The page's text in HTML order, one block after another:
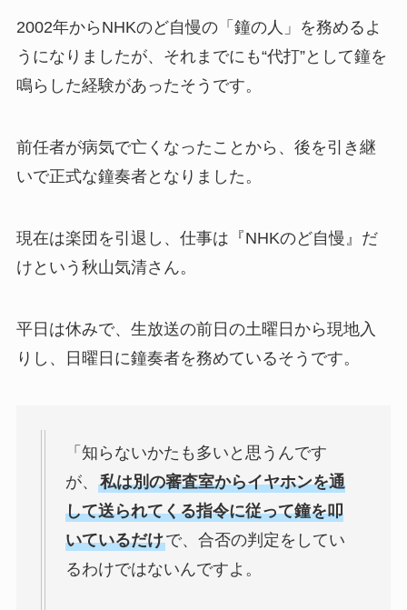
2002年からNHKのど自慢の「鐘の人」を務めるよ
うになりましたが、それまでにも“代打”として鐘を
鳴らした経験があったそうです。
前任者が病気で亡くなったことから、後を引き継
いで正式な鐘奏者となりました。
現在は楽団を引退し、仕事は『NHKのど自慢』だ
けという秋山気清さん。
平日は休みで、生放送の前日の土曜日から現地入
りし、日曜日に鐘奏者を務めているそうです。
「知らないかたも多いと思うんです
が、 私は別の審査室からイヤホンを通
して送られてくる指令に従って鐘を叩
いているだけで、合否の判定をしてい
るわけではないんですよ。